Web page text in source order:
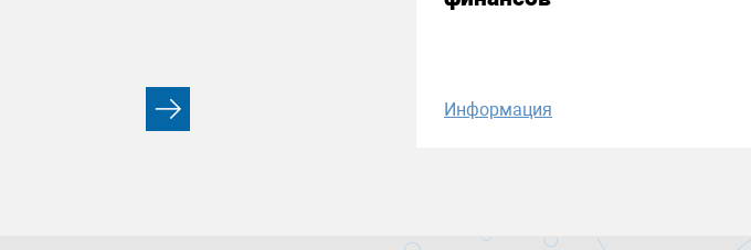
Информация